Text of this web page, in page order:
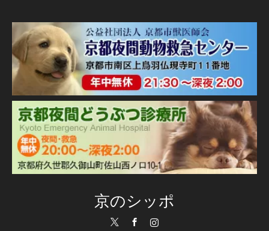
京のシッポ